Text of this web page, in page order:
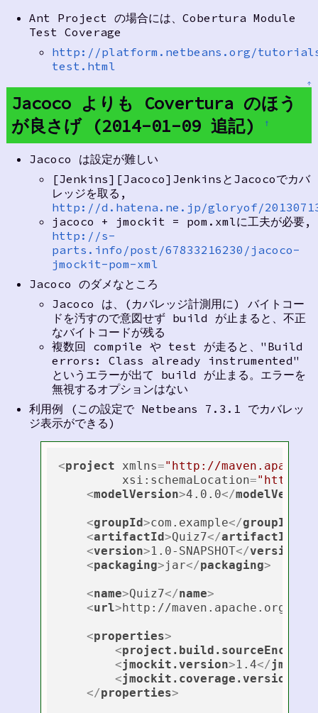
Ant Project の場合には、Cobertura Module
Test Coverage
http://platform.netbeans.org/
test.html
↑
Jacoco よりも Covertura のほう
が良さげ (2014-01-09 追記)
†
Jacoco は設定が難しい
[Jenkins][Jacoco]JenkinsとJacocoでカバ
レッジを取る,
http://d.hatena.ne.jp/gloryof/
jacoco + jmockit = pom.xmlに工夫が必要,
http://s-
parts.info/post/67833216230/jacoco-
jmockit-pom-xml
Jacoco のダメなところ
Jacoco は、(カバレッジ計測用に) バイトコー
ドを汚すので意図せず build が止まると、不正
なバイトコードが残る
複数回 compile や test が走ると、"Build
errors: Class already instrumented"
というエラーが出て build が止まる。エラーを
無視するオプションはない
利用例 (この設定で Netbeans 7.3.1 でカバレッ
ジ表示ができる)
<project xmlns="http://
xsi:schemaLocation="http://
<modelVersion>4.0.0</
<groupId>com.example</groupId
<artifactId>Quiz7</artifactId
<version>1.0-SNAPSHOT</version
<packaging>jar</packaging>
<name>Quiz7</name>
<url>http://maven.apache.org
<properties>
<
<jmockit.version>1.4</
<jmockit.coverage.version
</properties>